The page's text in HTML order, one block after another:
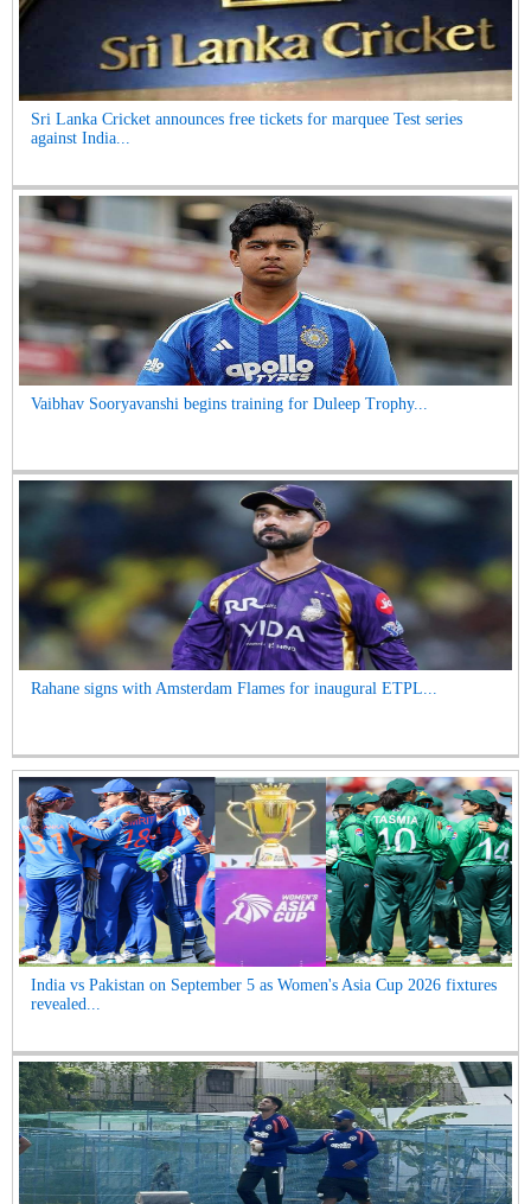
Sri Lanka Cricket announces free tickets for marquee Test series
against India...
Vaibhav Sooryavanshi begins training for Duleep Trophy...
Rahane signs with Amsterdam Flames for inaugural ETPL...
India vs Pakistan on September 5 as Women's Asia Cup 2026 fixtures
revealed...